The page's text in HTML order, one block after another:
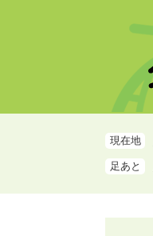
現在地
足あと